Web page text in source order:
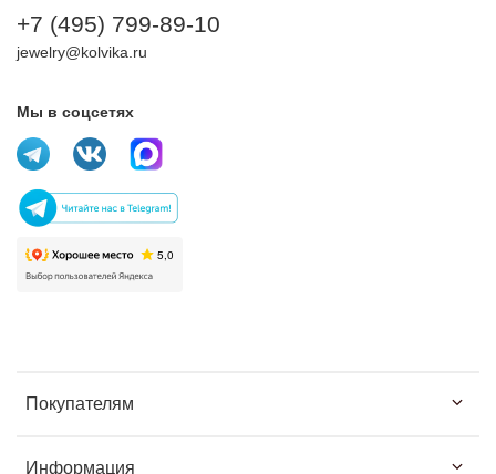
Покупателям
Информация
+7 (495) 799-89-10
jewelry@kolvika.ru
Мы в соцсетях